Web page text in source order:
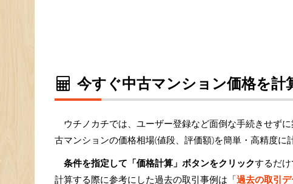
今すぐ中古マンション価格を計
ウチノカチでは、ユーザー登録など面倒な手続きせず
古マンションの価格相場(値段、評価額)を簡単・高精度に
条件を指定して「価格計算」ボタンをクリックするだ
計算する際に参考にした過去の取引事例は「過去の取引